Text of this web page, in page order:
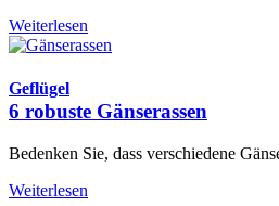
Weiterlesen
Geflügel
6 robuste Gänserassen
Bedenken Sie, dass verschiedene
Weiterlesen